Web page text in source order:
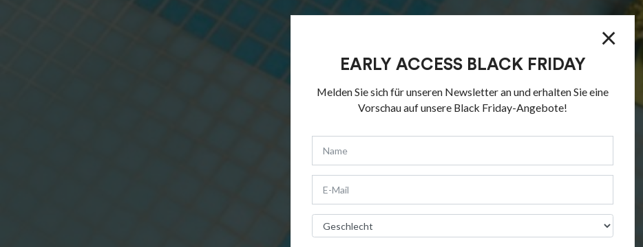
×
EARLY ACCESS BLACK FRIDAY
Melden Sie sich für unseren Newsletter an und erhalten Sie eine
Vorschau auf unsere Black Friday-Angebote!